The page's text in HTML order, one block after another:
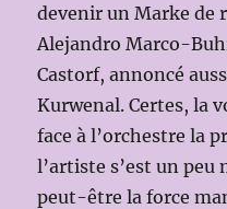
devenir un Marke de
Alejandro Marco-
Castorf, annoncé
Kurwenal. Certes, la
face à l’orchestre la
l’artiste s’est un peu
peut-être la force